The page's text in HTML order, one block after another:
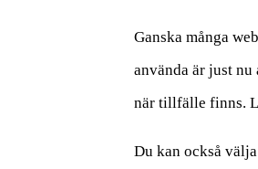
Ganska många
använda är just
när tillfälle finns.
Du kan också